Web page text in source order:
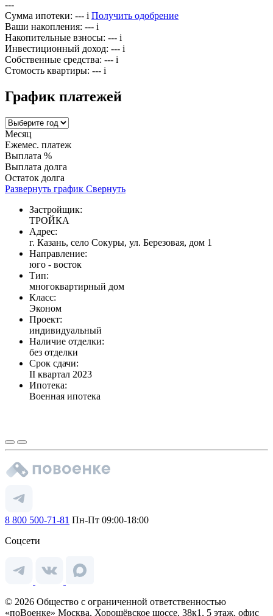
---
Сумма ипотеки: --- i Получить одобрение
Ваши накопления: --- i
Накопительные взносы: --- i
Инвестиционный доход: --- i
Собственные средства: --- i
Стомость квартиры: --- i
График платежей
Месяц
Ежемес. платеж
Выплата %
Выплата долга
Остаток долга
Развернуть график Свернуть
Застройщик:
ТРОЙКА
Адрес:
г. Казань, село Сокуры, ул. Березовая, дом 1
Направление:
юго - восток
Тип:
многоквартирный дом
Класс:
Эконом
Проект:
индивидуальный
Наличие отделки:
без отделки
Срок сдачи:
II квартал 2023
Ипотека:
Военная ипотека
8 800 500-71-81 Пн-Пт 09:00-18:00
Соцсети
© 2026 Общество с ограниченной ответственностью
«поВоенке» Москва, Хорошёвское шоссе, 38к1, 5 этаж, офис